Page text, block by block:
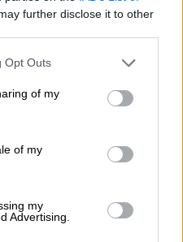
further disclose it to other
Opt Outs
of my
of my
my
Advertising.